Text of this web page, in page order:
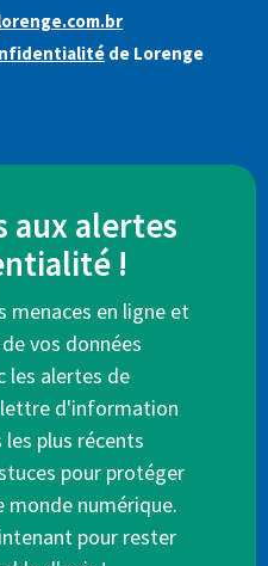
de Lorenge
aux alertes
!
menaces en ligne et
vos données
les alertes de
d'information
plus récents
pour protéger
monde numérique.
pour rester